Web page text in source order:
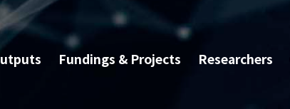
Fundings & Projects Researchers